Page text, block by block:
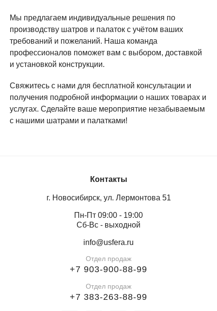
Мы предлагаем индивидуальные решения по
производству шатров и палаток с учётом ваших
требований и пожеланий. Наша команда
профессионалов поможет вам с выбором, доставкой
и установкой конструкции.
Свяжитесь с нами для бесплатной консультации и
получения подробной информации о наших товарах и
услугах. Сделайте ваше мероприятие незабываемым
с нашими шатрами и палатками!
Контакты
г. Новосибирск, ул. Лермонтова 51
Пн-Пт 09:00 - 19:00
Сб-Вс - выходной
info@usfera.ru
Отдел продаж
+7 903-900-88-99
Отдел продаж
+7 383-263-88-99